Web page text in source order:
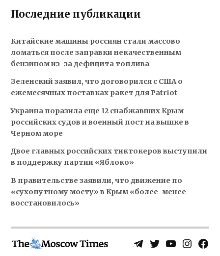
Последние публикации
Китайские машины россиян стали массово
ломаться после заправки некачественным
бензином из-за дефицита топлива
Зеленский заявил, что договорился с США о
ежемесячных поставках ракет для Patriot
Украина поразила еще 12 снабжавших Крым
российских судов и военный пост на вышке в
Черном море
Двое главных российских тиктокеров выступили
в поддержку партии «Яблоко»
В правительстве заявили, что движение по
«сухопутному мосту» в Крым «более-менее
восстановилось»
Telegram
TwitterYouTubeInstagram